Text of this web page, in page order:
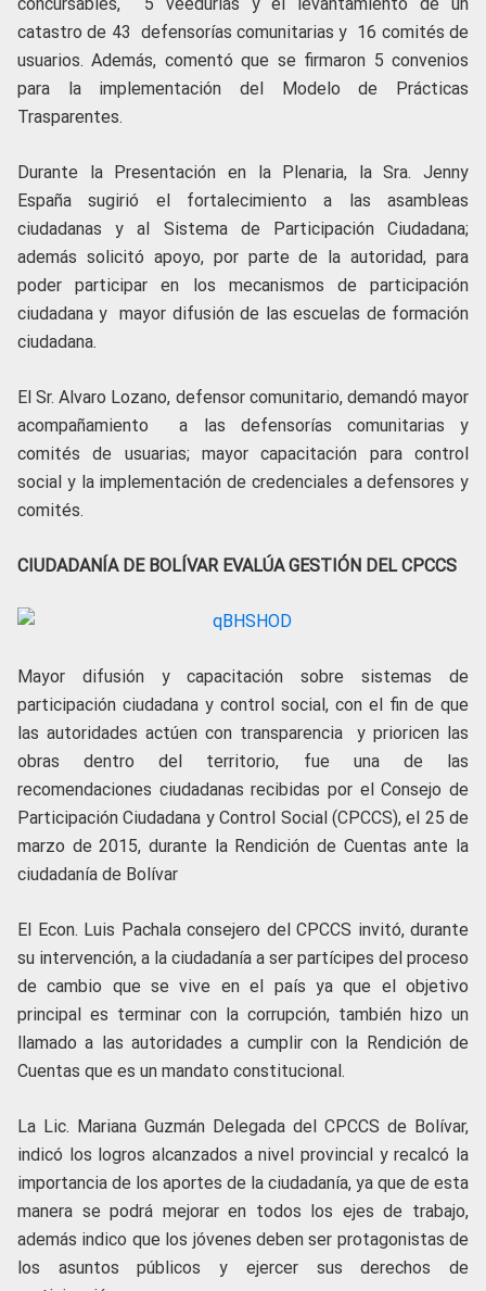
catastro de 43 defensorías comunitarias y 16 comités de
usuarios. Además, comentó que se firmaron 5 convenios
para la implementación del Modelo de Prácticas
Trasparentes.
Durante la Presentación en la Plenaria, la Sra. Jenny
España sugirió el fortalecimiento a las asambleas
ciudadanas y al Sistema de Participación Ciudadana;
además solicitó apoyo, por parte de la autoridad, para
poder participar en los mecanismos de participación
ciudadana y mayor difusión de las escuelas de formación
ciudadana.
El Sr. Alvaro Lozano, defensor comunitario, demandó mayor
acompañamiento a las defensorías comunitarias y
comités de usuarias; mayor capacitación para control
social y la implementación de credenciales a defensores y
comités.
CIUDADANÍA DE BOLÍVAR EVALÚA GESTIÓN DEL CPCCS
Mayor difusión y capacitación sobre sistemas de
participación ciudadana y control social, con el fin de que
las autoridades actúen con transparencia y prioricen las
obras dentro del territorio, fue una de las
recomendaciones ciudadanas recibidas por el Consejo de
Participación Ciudadana y Control Social (CPCCS), el 25 de
marzo de 2015, durante la Rendición de Cuentas ante la
ciudadanía de Bolívar
El Econ. Luis Pachala consejero del CPCCS invitó, durante
su intervención, a la ciudadanía a ser partícipes del proceso
de cambio que se vive en el país ya que el objetivo
principal es terminar con la corrupción, también hizo un
llamado a las autoridades a cumplir con la Rendición de
Cuentas que es un mandato constitucional.
La Lic. Mariana Guzmán Delegada del CPCCS de Bolívar,
indicó los logros alcanzados a nivel provincial y recalcó la
importancia de los aportes de la ciudadanía, ya que de esta
manera se podrá mejorar en todos los ejes de trabajo,
además indico que los jóvenes deben ser protagonistas de
los asuntos públicos y ejercer sus derechos de